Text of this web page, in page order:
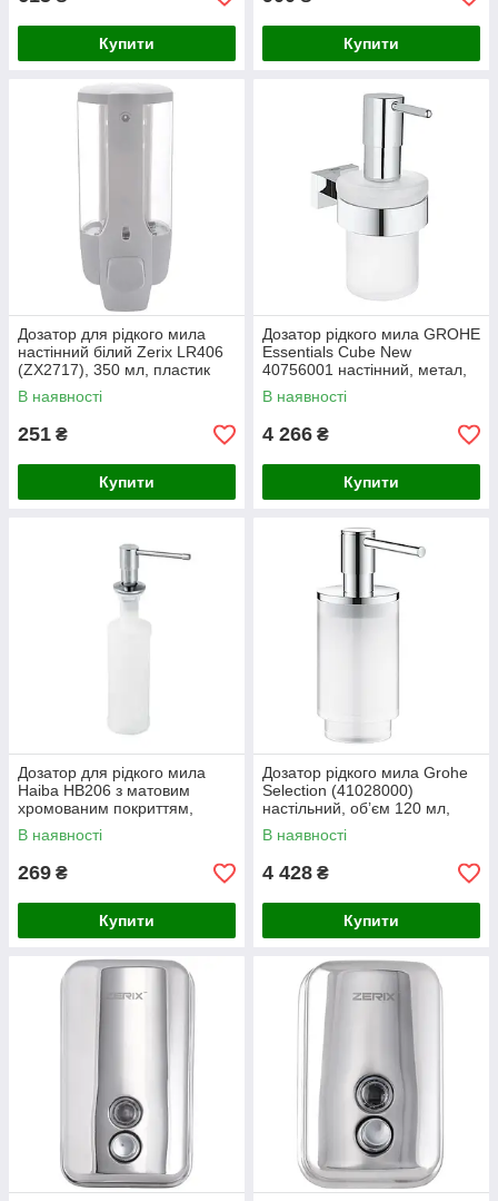
Купити Купити
Дозатор для рідкого мила
настінний білий Zerix LR406
(ZX2717), 350 мл, пластик
В наявності
251 ₴
Купити
Дозатор рідкого мила GROHE
Essentials Cube New
40756001 настінний, метал,
0.2 л, хром, глянцевий,
німецьке виробництво
В наявності
4 266 ₴
Купити
Дозатор для рідкого мила
Haiba HB206 з матовим
хромованим покриттям,
металевий корпус, 240 мм
висоти
В наявності
269 ₴
Купити
Дозатор рідкого мила Grohe
Selection (41028000)
настільний, об’єм 120 мл,
хром, латунь та скло
В наявності
4 428 ₴
Купити